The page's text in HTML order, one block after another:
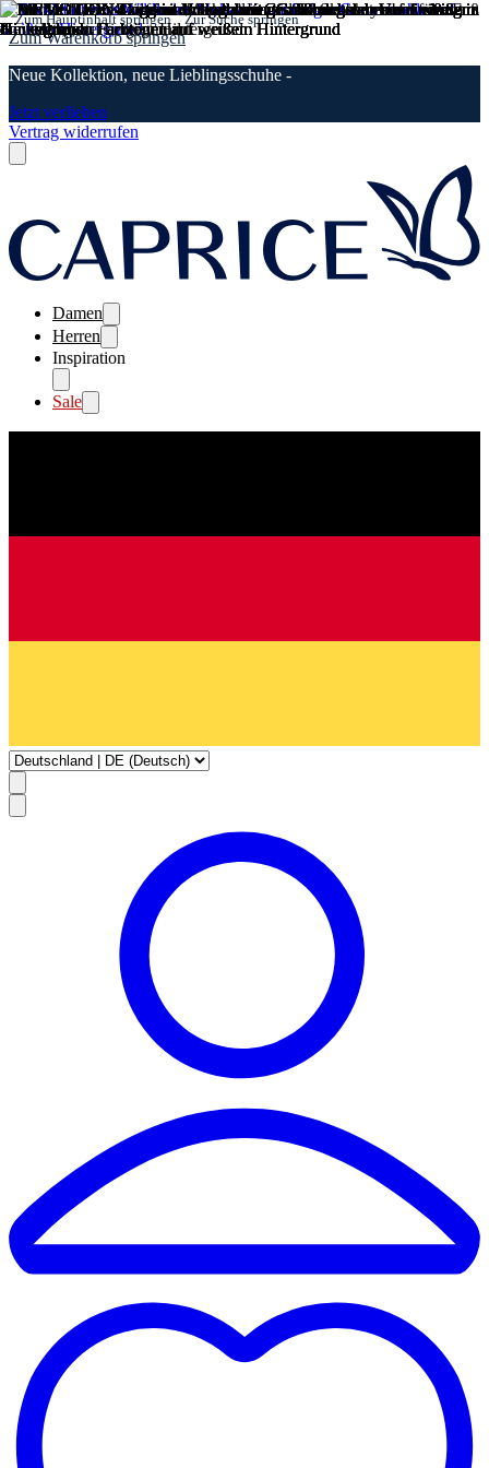
Zum Hauptinhalt springen Zur Suche springen
Zum Warenkorb springen
Neue Kollektion, neue Lieblingsschuhe -
Jetzt verlieben
Vertrag widerrufen
Damen
Herren
Inspiration
Sale